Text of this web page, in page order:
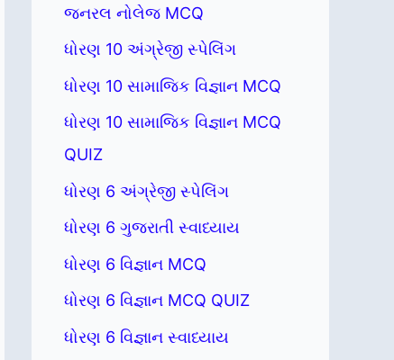
જનરલ નોલેજ MCQ
ધોરણ 10 અંગ્રેજી સ્પેલિંગ
ધોરણ 10 સામાજિક વિજ્ઞાન MCQ
ધોરણ 10 સામાજિક વિજ્ઞાન MCQ
QUIZ
ધોરણ 6 અંગ્રેજી સ્પેલિંગ
ધોરણ 6 ગુજરાતી સ્વાધ્યાય
ધોરણ 6 વિજ્ઞાન MCQ
ધોરણ 6 વિજ્ઞાન MCQ QUIZ
ધોરણ 6 વિજ્ઞાન સ્વાધ્યાય